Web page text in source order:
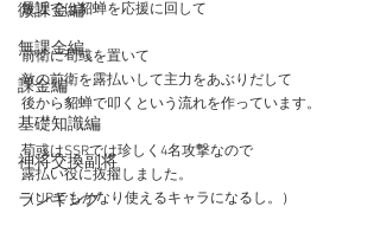
微課金編
無課金編
課金編
基礎知識編
神将交換副将
ランキング
最近では貂蝉を応援に回して
前衛に荀彧を置いて
敵の前衛を露払いして主力をあぶりだして
後から貂蝉で叩くという流れを作っています。
荀彧はSSRでは珍しく4名攻撃なので
露払い役に抜擢しました。
（URでもかなり使えるキャラになるし。）